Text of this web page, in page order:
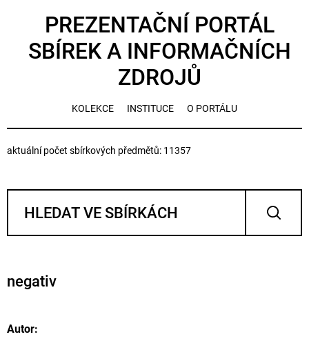
PREZENTAČNÍ PORTÁL
SBÍREK A INFORMAČNÍCH
ZDROJŮ
KOLEKCE INSTITUCE O PORTÁLU
aktuální počet sbírkových předmětů: 11357
negativ
Autor: